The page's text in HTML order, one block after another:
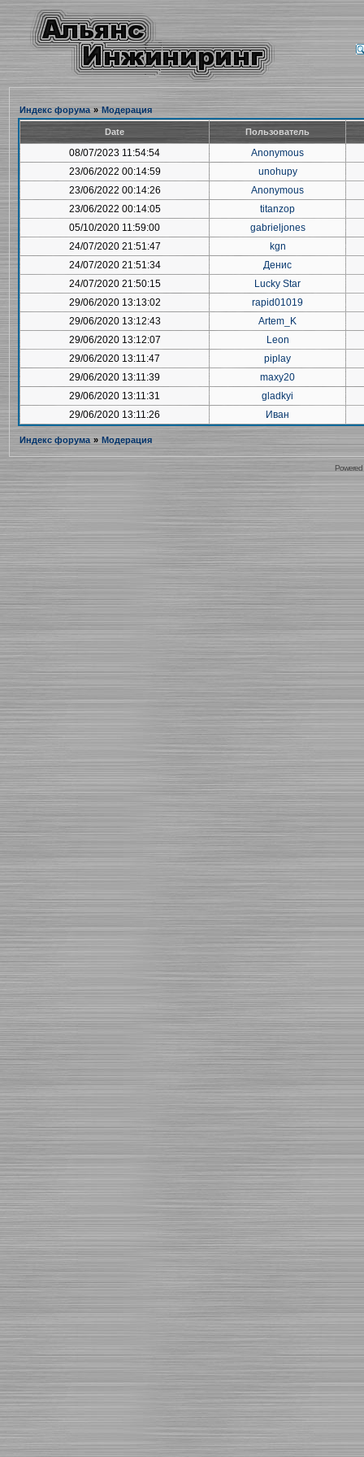
Индекс форума » Модерация
Date Пользователь
08/07/2023 11:54:54
Anonymous
23/06/2022 00:14:59
unohupy
23/06/2022 00:14:26
Anonymous
23/06/2022 00:14:05
titanzop
05/10/2020 11:59:00
gabrieljones
24/07/2020 21:51:47
kgn
24/07/2020 21:51:34
Денис
24/07/2020 21:50:15
Lucky Star
29/06/2020 13:13:02
rapid01019
29/06/2020 13:12:43
Artem_K
29/06/2020 13:12:07
Leon
29/06/2020 13:11:47
piplay
29/06/2020 13:11:39
maxy20
29/06/2020 13:11:31
gladkyi
29/06/2020 13:11:26
Иван
Индекс форума » Модерация